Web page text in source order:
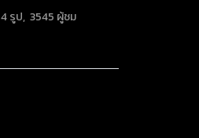
4 รูป, 3545 ผู้ชม